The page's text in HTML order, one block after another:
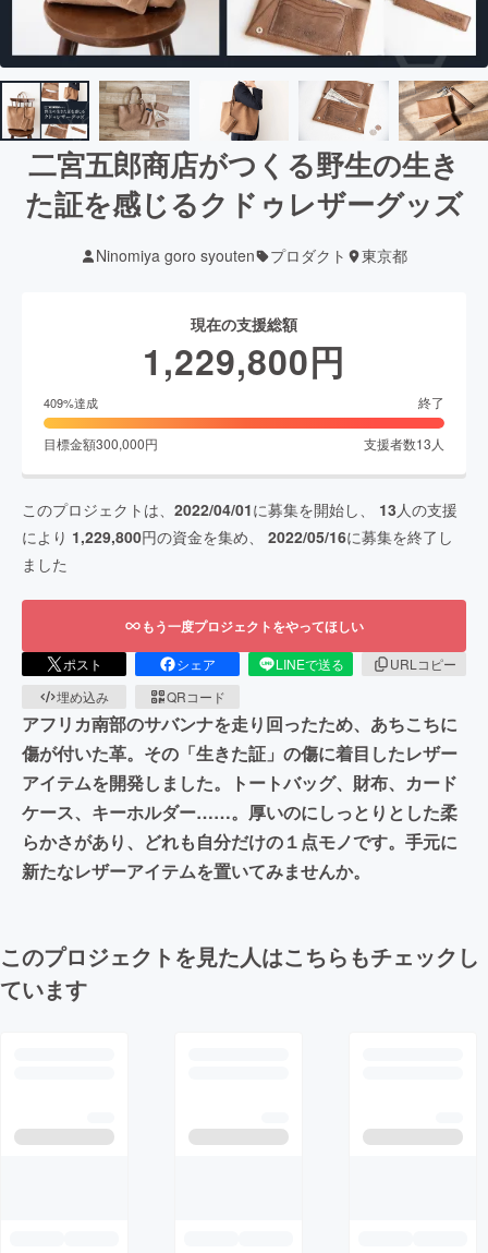
二宮五郎商店がつくる野生の生き
た証を感じるクドゥレザーグッズ
Ninomiya goro syouten プロダクト 東京都
現在の支援総額
1,229,800円
409%達成 終了
目標金額300,000円 支援者数13 人
このプロジェクトは、 2022/04/01に募集を開始し、 13人の支援
により 1,229,800円の資金を集め、 2022/05/16に募集を終了し
ました
もう一度プロジェクトをやってほしい
ポスト シェア LINEで送る
URLコピー
埋め込み
QRコード
アフリカ南部のサバンナを走り回ったため、あちこちに
傷が付いた革。その「生きた証」の傷に着目したレザー
アイテムを開発しました。トートバッグ、財布、カード
ケース、キーホルダー……。厚いのにしっとりとした柔
らかさがあり、どれも自分だけの１点モノです。手元に
新たなレザーアイテムを置いてみませんか。
このプロジェクトを見た人はこちらもチェックし
ています